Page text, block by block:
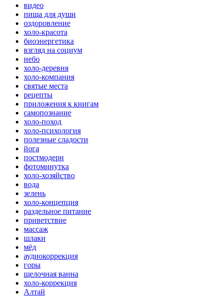
видео
пища для души
оздоровление
холо-красота
биоэнергетика
взгляд на социум
небо
холо-деревня
холо-компания
святые места
рецепты
приложения к книгам
самопознание
холо-поход
холо-психология
полезные сладости
йога
постмодерн
фотоминутка
холо-хозяйство
вода
зелень
холо-концепция
раздельное питание
приветствие
массаж
шлаки
мёд
аудиокоррекция
горы
щелочная ванна
холо-коррекция
Алтай